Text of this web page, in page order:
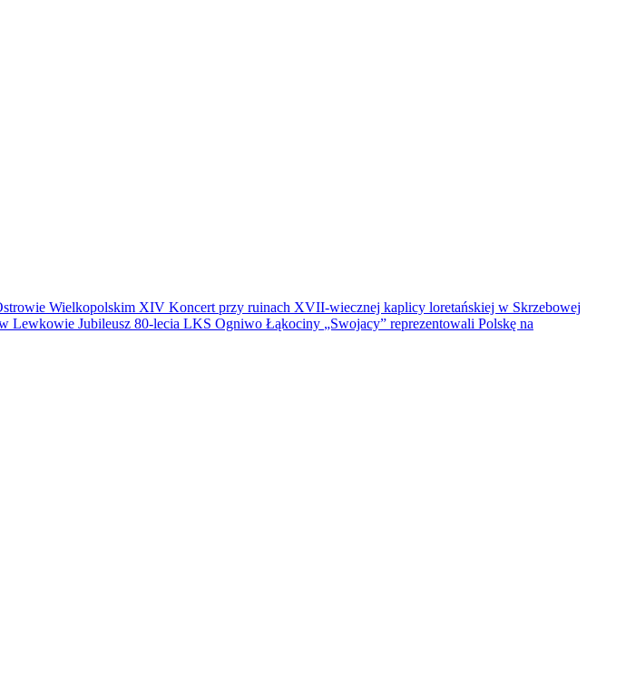
Wielkopolskim XIV Koncert przy ruinach XVII-wiecznej kaplicy loretańskiej w Skrzebowej
Lewkowie Jubileusz 80-lecia LKS Ogniwo Łąkociny „Swojacy” reprezentowali Polskę na